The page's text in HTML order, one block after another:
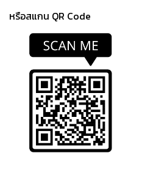
หรือสแกน QR Code